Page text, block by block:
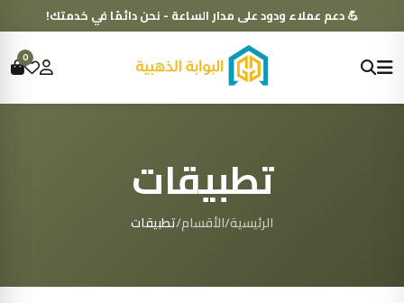
💪 دعم عملاء ودود على مدار الساعة - نحن دائمًا في خدمتك!
0
تطبيقات
الرئيسية/الأقسام/تطبيقات